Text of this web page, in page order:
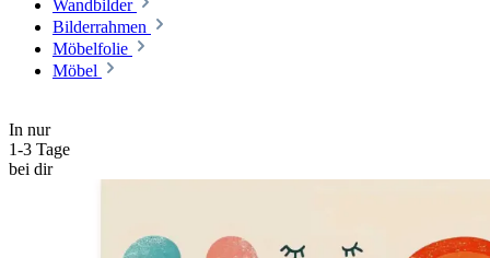
Wandbilder
Bilderrahmen
Möbelfolie
Möbel
In nur
1-3 Tage
bei dir